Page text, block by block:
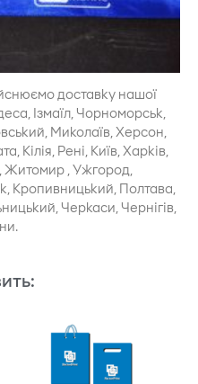
доставку нашої
Ізмаїл, Чорноморськ,
Миколаїв, Херсон,
Кілія, Рені, Київ, Харків,
Житомир , Ужгород,
Кропивницький, Полтава,
Черкаси, Чернігів,